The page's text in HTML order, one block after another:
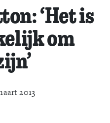
‘Het is
om
2013